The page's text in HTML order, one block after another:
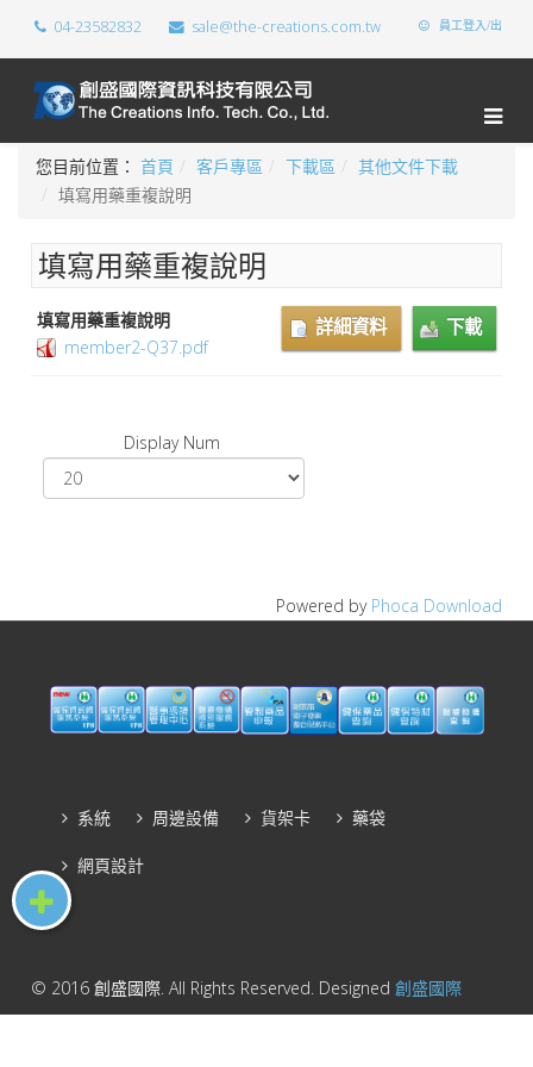
04-23582832 sale@the-creations.com.tw 員工登入/出
您目前位置： 首頁 客戶專區 下載區
其他文件下載
填寫用藥重複說明
填寫用藥重複說明
填寫用藥重複說明
member2-Q37.pdf
下載
詳細資料
Display Num
Powered by Phoca Download
系統 周邊設備 貨架卡 藥袋
網頁設計
© 2016 創盛國際. All Rights Reserved. Designed創盛國際